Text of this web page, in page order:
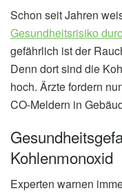
Schon seit Jahren
Gesundheitsrisiko
gefährlich ist der
Denn dort sind die
hoch. Ärzte fordern
CO-Meldern in
Kohlenmonoxid
Experten warnen